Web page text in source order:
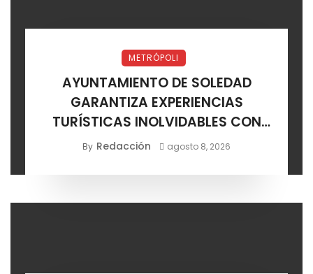
METRÓPOLI
AYUNTAMIENTO DE SOLEDAD
GARANTIZA EXPERIENCIAS
TURÍSTICAS INOLVIDABLES CON
CERTIFICACIÓN DE AGENCIAS
By Redacción agosto 8, 2026